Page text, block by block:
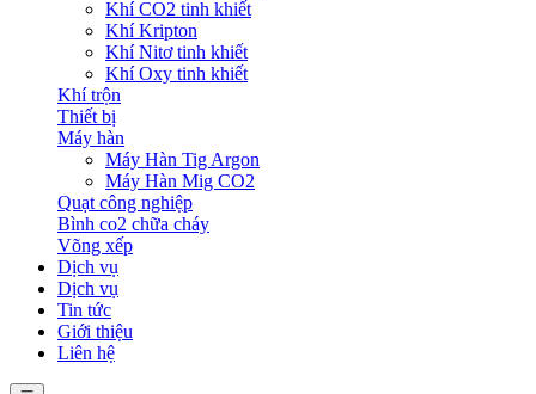
Khí CO2 tinh khiết
Khí Kripton
Khí Nitơ tinh khiết
Khí Oxy tinh khiết
Khí trộn
Thiết bị
Máy hàn
Máy Hàn Tig Argon
Máy Hàn Mig CO2
Quạt công nghiệp
Bình co2 chữa cháy
Võng xếp
Dịch vụ
Dịch vụ
Tin tức
Giới thiệu
Liên hệ